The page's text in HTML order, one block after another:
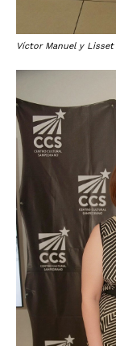
Víctor Manuel y Lisset